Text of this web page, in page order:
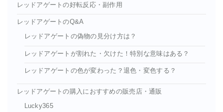
レッドアゲートの好転反応・副作用
レッドアゲートのQ&A
レッドアゲートの偽物の見分け方は？
レッドアゲートが割れた・欠けた！特別な意味はある？
レッドアゲートの色が変わった？退色・変色する？
レッドアゲートの購入におすすめの販売店・通販
Lucky365